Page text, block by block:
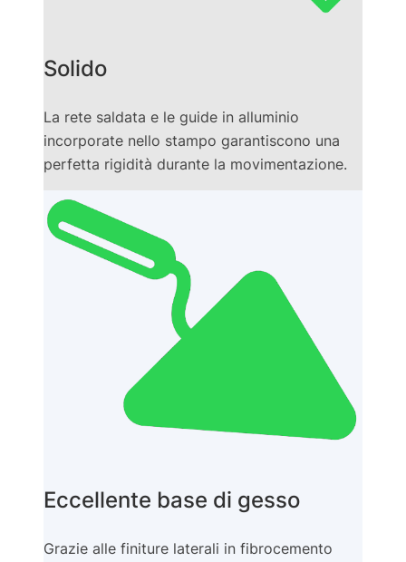
Solido
La rete saldata e le guide in alluminio
incorporate nello stampo garantiscono una
perfetta rigidità durante la movimentazione.
Eccellente base di gesso
Grazie alle finiture laterali in fibrocemento